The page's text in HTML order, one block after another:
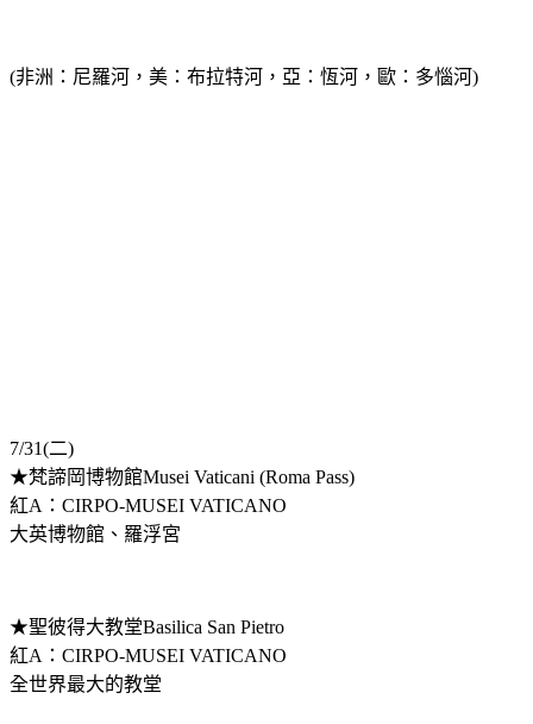
(非洲：尼羅河，美：布拉特河，亞：恆河，歐：多惱河)
7/31(二)
★梵諦岡博物館Musei Vaticani (Roma Pass)
紅A：CIRPO-MUSEI VATICANO
大英博物館、羅浮宮
★聖彼得大教堂Basilica San Pietro
紅A：CIRPO-MUSEI VATICANO
全世界最大的教堂